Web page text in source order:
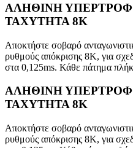
ΑΛΗΘΙΝΗ
ΤΑΧΥΤΗΤΑ 8K
Αποκτήστε σοβαρό
ρυθμούς απόκρισης 8K, για
στα 0,125ms. Κάθε πάτημα
ΑΛΗΘΙΝΗ
ΤΑΧΥΤΗΤΑ 8K
Αποκτήστε σοβαρό
ρυθμούς απόκρισης 8K, για